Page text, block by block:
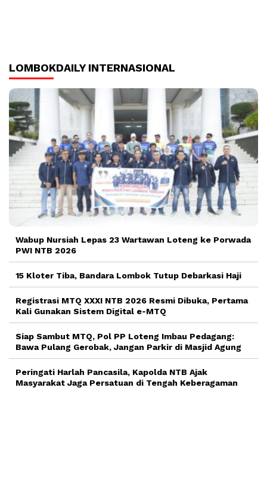
LOMBOKDAILY INTERNASIONAL
Wabup Nursiah Lepas 23 Wartawan Loteng ke Porwada
PWI NTB 2026
15 Kloter Tiba, Bandara Lombok Tutup Debarkasi Haji
Registrasi MTQ XXXI NTB 2026 Resmi Dibuka, Pertama
Kali Gunakan Sistem Digital e-MTQ
Siap Sambut MTQ, Pol PP Loteng Imbau Pedagang:
Bawa Pulang Gerobak, Jangan Parkir di Masjid Agung
Peringati Harlah Pancasila, Kapolda NTB Ajak
Masyarakat Jaga Persatuan di Tengah Keberagaman